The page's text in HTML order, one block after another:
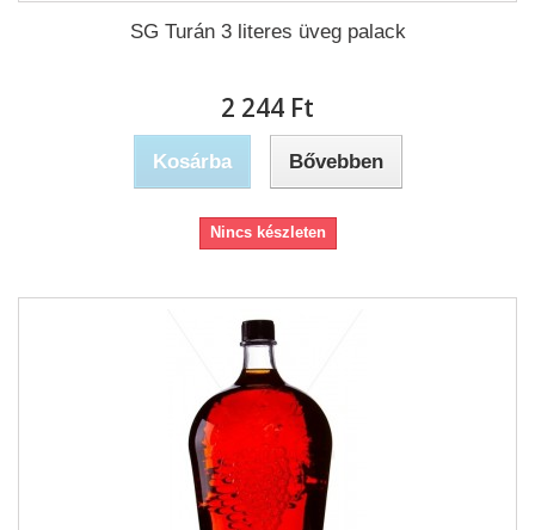
SG Turán 3 literes üveg palack
2 244 Ft‎
Kosárba Bővebben
Nincs készleten